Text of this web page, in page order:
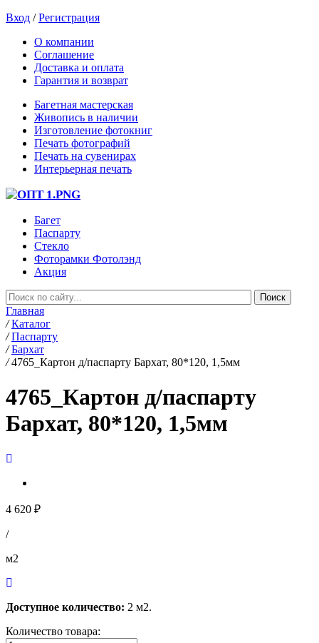
Вход /Регистрация
О компании
Соглашение
Доставка и оплата
Гарантия и возврат
Багетная мастерская
Живопись в наличии
Изготовление фотокниг
Печать фотографий
Печать на сувенирах
Интерьерная печать
Багет
Паспарту
Стекло
Фоторамки Фотолэнд
Акция
Главная
/ Каталог
/ Паспарту
/ Бархат
/ 4765_Картон д/паспарту Бархат, 80*120, 1,5мм
4765_Картон д/паспарту
Бархат, 80*120, 1,5мм
4 620 ₽
/
м2
Доступное количество: 2 м2.
Количество товара: